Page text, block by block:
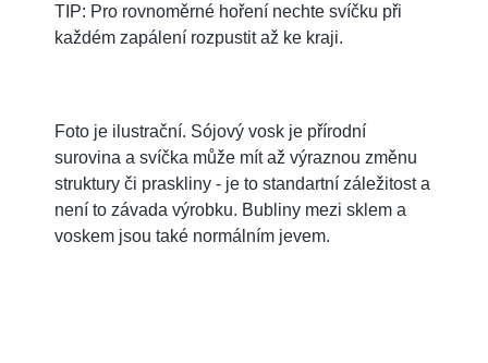
TIP: Pro rovnoměrné hoření nechte svíčku při
každém zapálení rozpustit až ke kraji.
Foto je ilustrační. Sójový vosk je přírodní
surovina a svíčka může mít až výraznou změnu
struktury či praskliny - je to standartní záležitost a
není to závada výrobku. Bubliny mezi sklem a
voskem jsou také normálním jevem.